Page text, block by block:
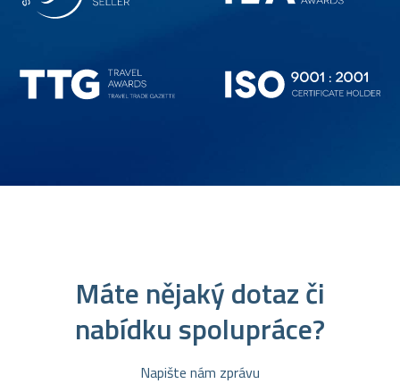
Máte nějaký dotaz či
nabídku spolupráce?
Napište nám zprávu